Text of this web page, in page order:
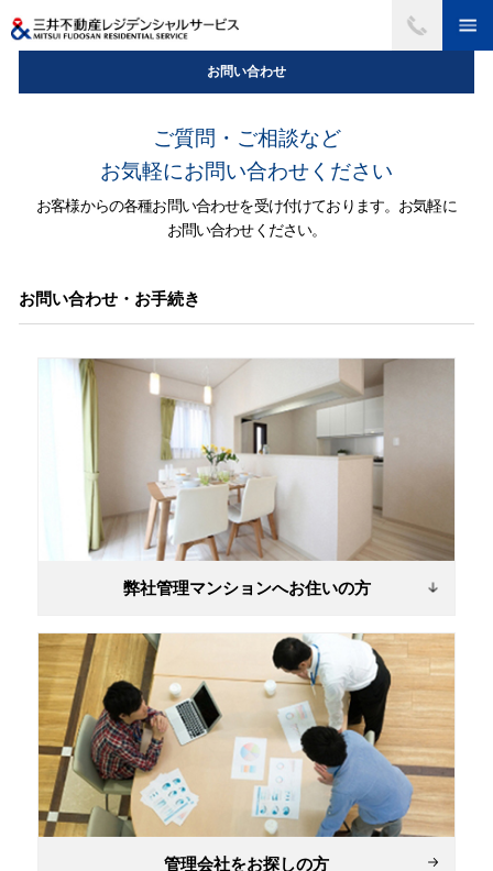
お問い合わせ
ご質問・ご相談など
お気軽にお問い合わせください
お客様からの各種お問い合わせを受け付けております。お気軽に
お問い合わせください。
お問い合わせ・お手続き
弊社管理マンションへお住いの方
管理会社をお探しの方